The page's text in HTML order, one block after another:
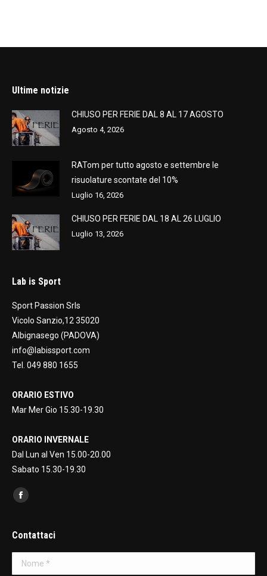
Ultime notizie
CHIUSO PER FERIE DAL 8 AL 17 AGOSTO
Agosto 4, 2026
RATom per tutto agosto e settembre le
risuolature scontate del 10%
Luglio 16, 2026
CHIUSO PER FERIE DAL 18 AL 26 LUGLIO
Luglio 13, 2026
Lab is Sport
Sport Passion Srls
Vicolo Sanzio,12 35020
Albignasego (PADOVA)
info@labissport.com
Tel. 049 880 1655
ORARIO ESTIVO
Mar Mer Gio 15.30-19.30
ORARIO INVERNALE
Dal Lun al Ven 15.00-20.00
Sabato 15.30-19.30
Find us on:
Facebook
opens
new
Contattaci
Nome *